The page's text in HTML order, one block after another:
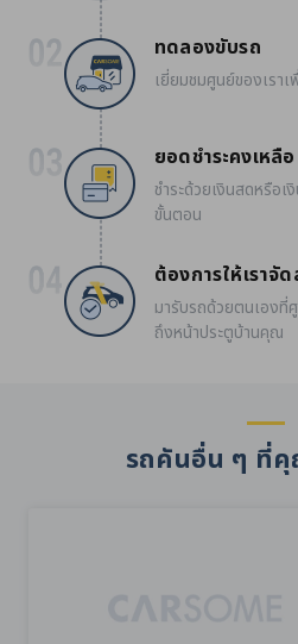
ทดลองขับรถ
เยี่ยมชมศูนย์ของเรา
ยอดชำระคงเหลือ
ชำระด้วยเงินสดหรือ
ขั้นตอน
ต้องการให้เราจั
มารับรถด้วยตนเองที่
ถึงหน้าประตูบ้านคุณ
รถคันอื่น ๆ ที่